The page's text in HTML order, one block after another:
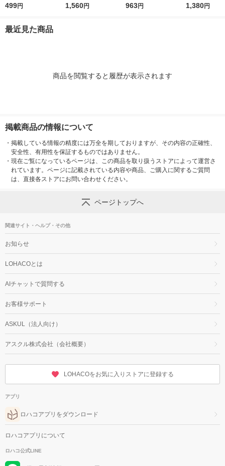
10本組 良品計画
499円
用 1段 約幅35×奥行3×
1,560円
個 ダイヤ
963円
ワンタッチハ
1,380円
最近見た商品
商品を閲覧すると履歴が表示されます
掲載商品の情報について
・ 掲載している情報の精度には万全を期しておりますが、その内容の正確性、
安全性、有用性を保証するものではありません。
・ 現在ご覧になっているページは、この商品を取り扱うストアによって運営さ
れています。ページに記載されている内容や商品、ご購入に関するご質問
は、直接各ストアにお問い合わせください。
ページトップへ
関連サイト・ヘルプ・その他
お知らせ
LOHACOとは
AIチャットで質問する
お客様サポート
ASKUL（法人向け）
アスクル株式会社（会社概要）
LOHACOをお気に入りストアに登録する
アプリ
ロハコアプリをダウンロード
ロハコアプリについて
ロハコ公式LINE